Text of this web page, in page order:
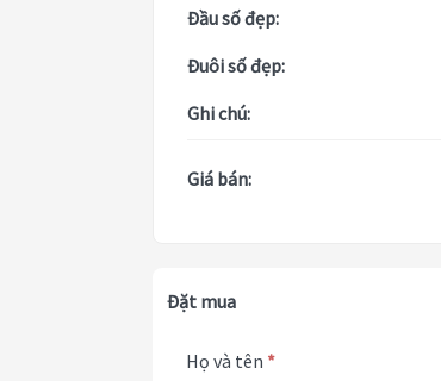
Đầu số đẹp:
Đuôi số đẹp:
Ghi chú:
Giá bán:
Đặt mua
Họ và tên *